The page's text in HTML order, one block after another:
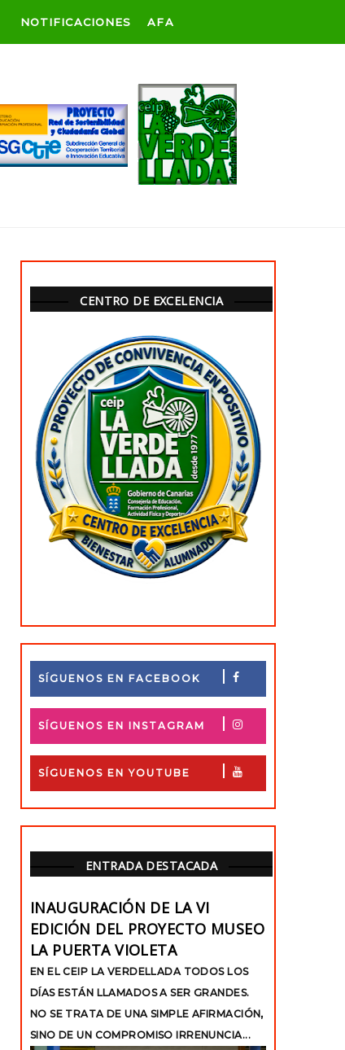
NOTIFICACIONES AFA
CENTRO DE EXCELENCIA
SÍGUENOS EN FACEBOOK
SÍGUENOS EN INSTAGRAM
SÍGUENOS EN YOUTUBE
ENTRADA DESTACADA
INAUGURACIÓN DE LA VI
EDICIÓN DEL PROYECTO MUSEO
LA PUERTA VIOLETA
EN EL CEIP LA VERDELLADA TODOS LOS
DÍAS ESTÁN LLAMADOS A SER GRANDES.
NO SE TRATA DE UNA SIMPLE AFIRMACIÓN,
SINO DE UN COMPROMISO IRRENUNCIA...